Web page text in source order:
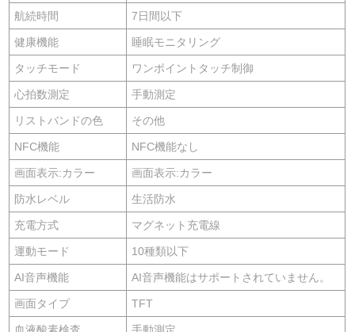
航続時間 7日間以下
健康機能 睡眠モニタリング
タッチモード ワンポイントタッチ制御
心拍数測定 手動測定
リストバンドの色 その他
NFC機能 NFC機能なし
画面表示:カラー 画面表示:カラー
防水レベル 生活防水
充電方式 マグネット充電線
運動モード 10種類以下
AI音声機能 AI音声機能はサポートされていません。
画面タイプ TFT